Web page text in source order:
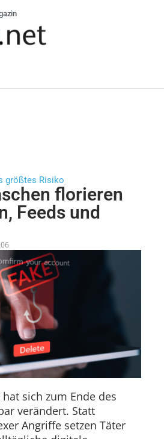
größtes Risiko
florieren
Feeds und
sich zum Ende des
verändert. Statt
Angriffe setzen Täter